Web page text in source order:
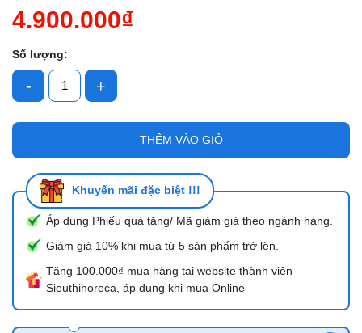
4.900.000₫
Số lượng:
- +
THÊM VÀO GIỎ
Khuyến mãi đặc biệt !!!
Áp dụng Phiếu quà tặng/ Mã giảm giá theo ngành hàng.
Giảm giá 10% khi mua từ 5 sản phẩm trở lên.
Tặng 100.000₫ mua hàng tại website thành viên
Sieuthihoreca, áp dụng khi mua Online